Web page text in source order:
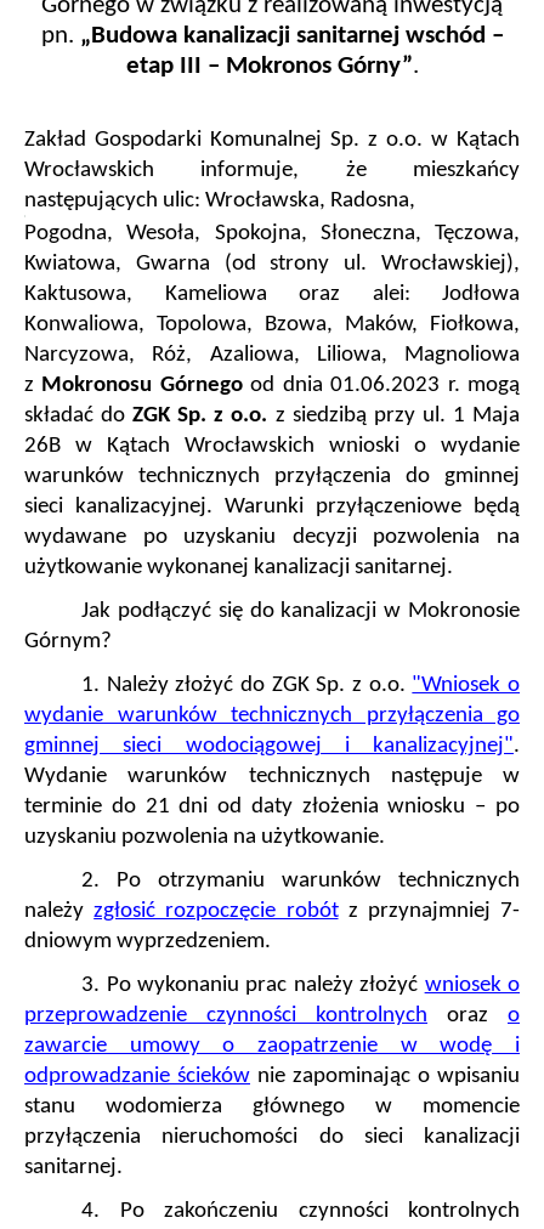
Górnego w związku z realizowaną inwestycją
pn. „Budowa kanalizacji sanitarnej wschód –
etap III – Mokronos Górny”.
Zakład Gospodarki Komunalnej Sp. z o.o. w Kątach
Wrocławskich informuje, że mieszkańcy
następujących ulic: Wrocławska, Radosna,
Pogodna, Wesoła, Spokojna, Słoneczna, Tęczowa,
Kwiatowa, Gwarna (od strony ul. Wrocławskiej),
Kaktusowa, Kameliowa oraz alei: Jodłowa
Konwaliowa, Topolowa, Bzowa, Maków, Fiołkowa,
Narcyzowa, Róż, Azaliowa, Liliowa, Magnoliowa
z Mokronosu Górnegood dnia 01.06.2023 r. mogą
składać doZGK Sp. z o.o. z siedzibą przy ul. 1 Maja
26B w Kątach Wrocławskich wnioski o wydanie
warunków technicznych przyłączenia do gminnej
sieci kanalizacyjnej. Warunki przyłączeniowe będą
wydawane po uzyskaniu decyzji pozwolenia na
użytkowanie wykonanej kanalizacji sanitarnej.
Jak podłączyć się do kanalizacji w Mokronosie
Górnym?
1. Należy złożyć do ZGK Sp. z o.o. "Wniosek o
wydanie warunków technicznych przyłączenia go
gminnej sieci wodociągowej i kanalizacyjnej".
Wydanie warunków technicznych następuje w
terminie do 21 dni od daty złożenia wniosku – po
uzyskaniu pozwolenia na użytkowanie.
2. Po otrzymaniu warunków technicznych
należyzgłosić rozpoczęcie robótz przynajmniej 7-
dniowym wyprzedzeniem.
3. Po wykonaniu prac należy złożyć wniosek o
przeprowadzenie czynności kontrolnych oraz o
zawarcie umowy o zaopatrzenie w wodę i
odprowadzanie ścieków nie zapominając o wpisaniu
stanu wodomierza głównego w momencie
przyłączenia nieruchomości do sieci kanalizacji
sanitarnej.
4. Po zakończeniu czynności kontrolnych